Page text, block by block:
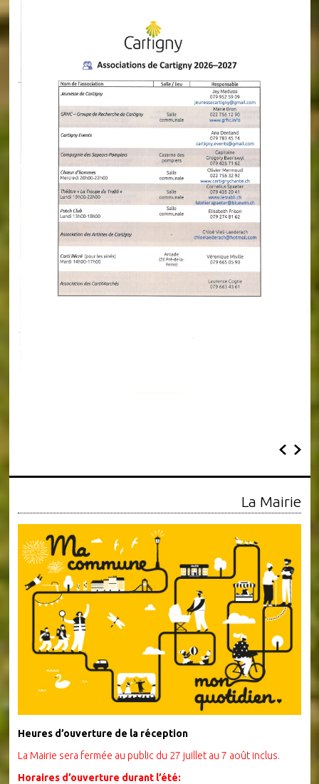
La Mairie
Heures d’ouverture de la réception
La Mairie sera fermée au public du 27 juillet au 7 août inclus.
Horaires d’ouverture durant l’été: